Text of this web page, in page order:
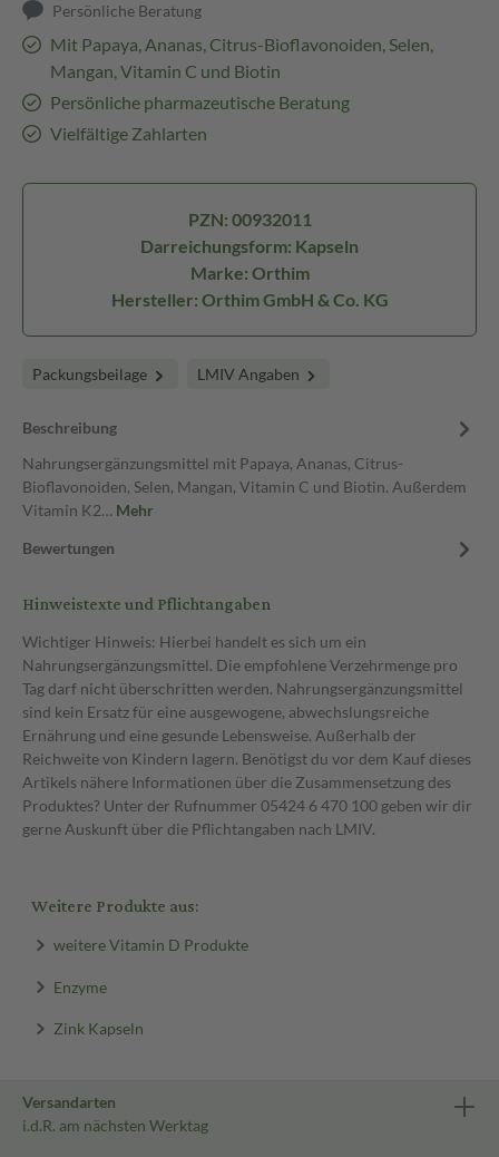
Persönliche Beratung
Mit Papaya, Ananas, Citrus-Bioflavonoiden, Selen,
Mangan, Vitamin C und Biotin
Persönliche pharmazeutische Beratung
Vielfältige Zahlarten
PZN: 00932011
Darreichungsform: Kapseln
Marke: Orthim
Hersteller: Orthim GmbH & Co. KG
Packungsbeilage LMIV Angaben
Beschreibung
Nahrungsergänzungsmittel mit Papaya, Ananas, Citrus-
Bioflavonoiden, Selen, Mangan, Vitamin C und Biotin. Außerdem
Vitamin K2… Mehr
Bewertungen
Hinweistexte und Pflichtangaben
Wichtiger Hinweis: Hierbei handelt es sich um ein
Nahrungsergänzungsmittel. Die empfohlene Verzehrmenge pro
Tag darf nicht überschritten werden. Nahrungsergänzungsmittel
sind kein Ersatz für eine ausgewogene, abwechslungsreiche
Ernährung und eine gesunde Lebensweise. Außerhalb der
Reichweite von Kindern lagern. Benötigst du vor dem Kauf dieses
Artikels nähere Informationen über die Zusammensetzung des
Produktes? Unter der Rufnummer 05424 6 470 100 geben wir dir
gerne Auskunft über die Pflichtangaben nach LMIV.
Weitere Produkte aus:
weitere Vitamin D Produkte
Enzyme
Zink Kapseln
Versandarten
i.d.R. am nächsten Werktag